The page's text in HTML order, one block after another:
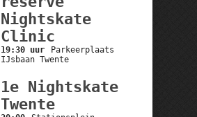
Nightskate
Clinic
19:30 uur
Parkeerplaats
IJsbaan Twente
1e Nightskate
Twente